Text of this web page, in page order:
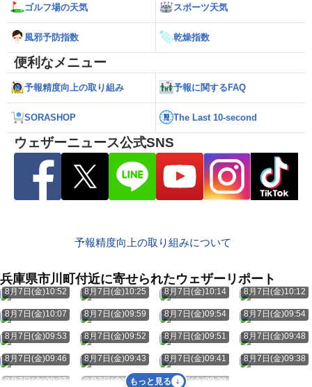
ゴルフ場の天気 スポーツ天気
風邪予防指数 乾燥指数
便利なメニュー
予報精度向上の取り組み 予報に関するFAQ
SORASHOP The Last 10-second
ウェザーニュース公式SNS
予報精度向上の取り組みについて
兵庫県市川町付近に寄せられたウェザーリポート
8月7日(金)10:52 8月7日(金)10:25 8月7日(金)10:14 8月7日(金)10:12
8月7日(金)10:07 8月7日(金)09:59 8月7日(金)09:54 8月7日(金)09:54
8月7日(金)09:53 8月7日(金)09:52 8月7日(金)09:51 8月7日(金)09:48
8月7日(金)09:46 8月7日(金)09:43 8月7日(金)09:41 8月7日(金)09:38
8月7日(金)09:37 8月7日(金)09:34 8月7日(金)09:29
もっと見る